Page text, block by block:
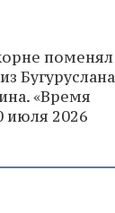
поменял
Бугуруслана
«Время
июля 2026